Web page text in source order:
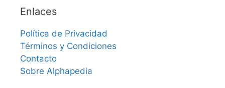
Enlaces
Política de Privacidad
Términos y Condiciones
Contacto
Sobre Alphapedia